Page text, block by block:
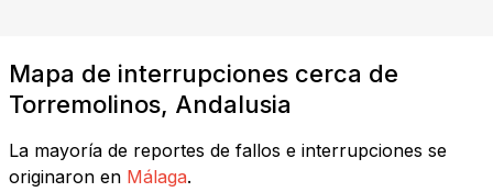
Mapa de interrupciones cerca de
Torremolinos, Andalusia
La mayoría de reportes de fallos e interrupciones se
originaron en Málaga.